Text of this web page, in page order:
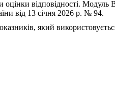
відповідності. Модуль
від 13 січня 2026 р. № 94.
який